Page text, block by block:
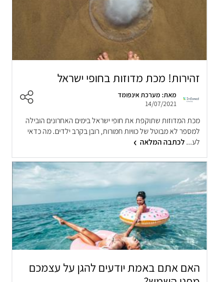
זהירות! מכת מדוזות בחופי ישראל
מאת: מערכת אינפומד
14/07/2021
מכת המדוזות שתוקפת את חופי ישראל בימים האחרונים הובילה
למספר לא מבוטל של כוויות חמורות, רובן בקרב ילדים. מה כדאי
לע...לכתבה המלאה
האם אתם באמת יודעים להגן על עצמכם